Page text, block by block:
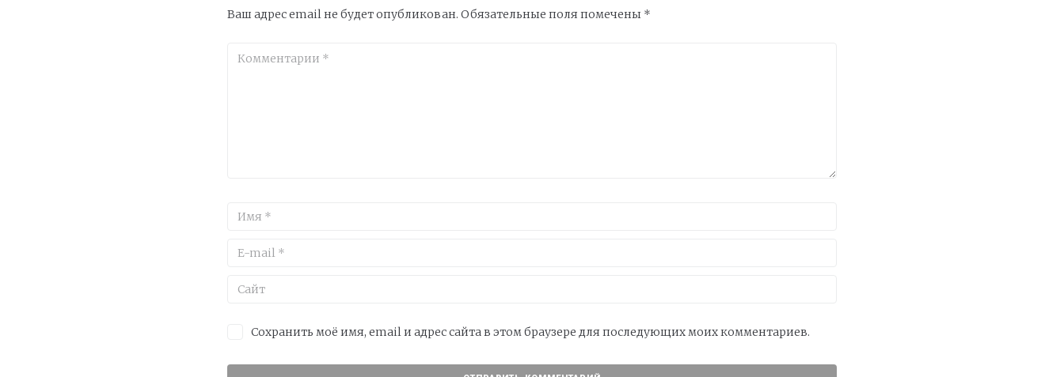
Ваш адрес email не будет опубликован. Обязательные поля помечены *
Сохранить моё имя, email и адрес сайта в этом браузере для последующих моих комментариев.